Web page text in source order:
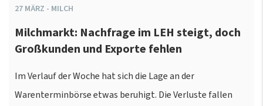
27 MÄRZ - MILCH
Milchmarkt: Nachfrage im LEH steigt, doch
Großkunden und Exporte fehlen
Im Verlauf der Woche hat sich die Lage an der
Warenterminbörse etwas beruhigt. Die Verluste fallen